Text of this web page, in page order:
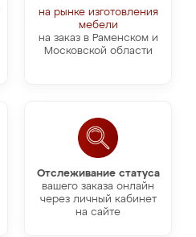
на рынке изготовления
мебели
на заказ в Раменском и
Московской области
Отслеживание статуса
вашего заказа онлайн
через личный кабинет
на сайте